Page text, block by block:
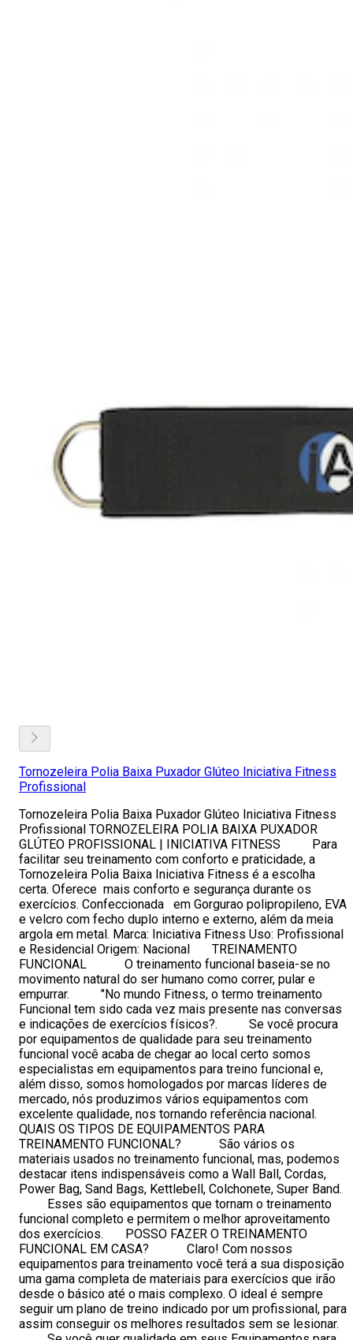
Tornozeleira Polia Baixa Puxador Glúteo Iniciativa Fitness
Profissional
Tornozeleira Polia Baixa Puxador Glúteo Iniciativa Fitness
Profissional TORNOZELEIRA POLIA BAIXA PUXADOR
GLÚTEO PROFISSIONAL | INICIATIVA FITNESS Para
facilitar seu treinamento com conforto e praticidade, a
Tornozeleira Polia Baixa Iniciativa Fitness é a escolha
certa. Oferece mais conforto e segurança durante os
exercícios. Confeccionada em Gorgurao polipropileno, EVA
e velcro com fecho duplo interno e externo, além da meia
argola em metal. Marca: Iniciativa Fitness Uso: Profissional
e Residencial Origem: Nacional TREINAMENTO
FUNCIONAL O treinamento funcional baseia-se no
movimento natural do ser humano como correr, pular e
empurrar. "No mundo Fitness, o termo treinamento
Funcional tem sido cada vez mais presente nas conversas
e indicações de exercícios físicos?. Se você procura
por equipamentos de qualidade para seu treinamento
funcional você acaba de chegar ao local certo somos
especialistas em equipamentos para treino funcional e,
além disso, somos homologados por marcas líderes de
mercado, nós produzimos vários equipamentos com
excelente qualidade, nos tornando referência nacional.
QUAIS OS TIPOS DE EQUIPAMENTOS PARA
TREINAMENTO FUNCIONAL? São vários os
materiais usados no treinamento funcional, mas, podemos
destacar itens indispensáveis como a Wall Ball, Cordas,
Power Bag, Sand Bags, Kettlebell, Colchonete, Super Band.
Esses são equipamentos que tornam o treinamento
funcional completo e permitem o melhor aproveitamento
dos exercícios. POSSO FAZER O TREINAMENTO
FUNCIONAL EM CASA? Claro! Com nossos
equipamentos para treinamento você terá a sua disposição
uma gama completa de materiais para exercícios que irão
desde o básico até o mais complexo. O ideal é sempre
seguir um plano de treino indicado por um profissional, para
assim conseguir os melhores resultados sem se lesionar.